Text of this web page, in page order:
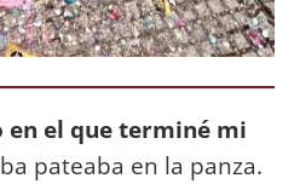
en el que terminé mi
pateaba en la panza.